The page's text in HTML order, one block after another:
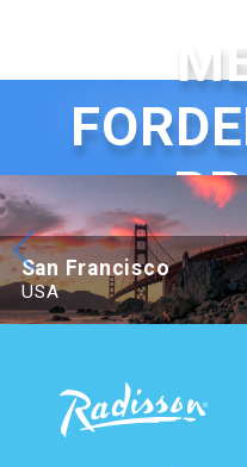
Beijing Hotel Nuo Forbidden
San Francisco
USA